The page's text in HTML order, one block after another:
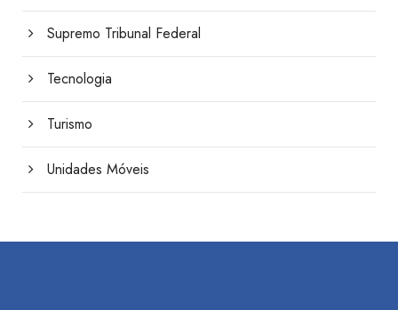
Supremo Tribunal Federal
Tecnologia
Turismo
Unidades Móveis